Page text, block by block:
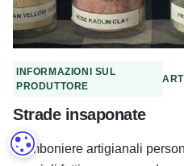
INFORMAZIONI SUL
PRODUTTORE
Strade insaponate
Bomboniere artigianali
IMPOSTAZIONI DEI COOKIE